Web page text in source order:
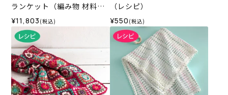
ランケット（編み物 材料セ
ット）
¥11,803 (税込)
（レシピ）
¥550 (税込)